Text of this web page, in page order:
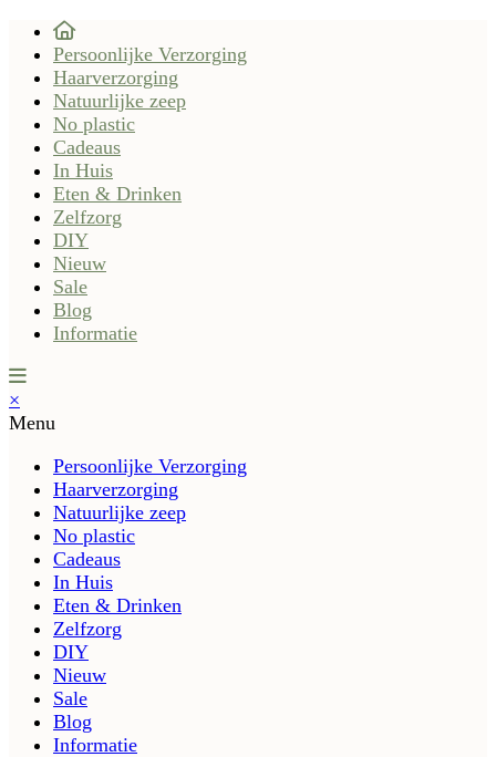
Persoonlijke Verzorging
Haarverzorging
Natuurlijke zeep
No plastic
Cadeaus
In Huis
Eten & Drinken
Zelfzorg
DIY
Nieuw
Sale
Blog
Informatie
×
Menu
Persoonlijke Verzorging
Haarverzorging
Natuurlijke zeep
No plastic
Cadeaus
In Huis
Eten & Drinken
Zelfzorg
DIY
Nieuw
Sale
Blog
Informatie